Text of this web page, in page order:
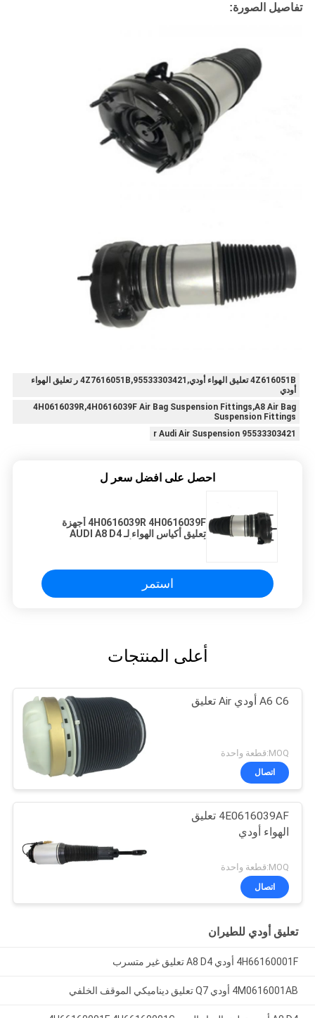
تفاصيل الصورة:
4Z616051B تعليق الهواء أودي,4Z7616051B,95533303421 ر تعليق الهواء
أودي
4H0616039R,4H0616039F Air Bag Suspension Fittings,A8 Air Bag
Suspension Fittings
95533303421 r Audi Air Suspension
احصل على افضل سعر ل
4H0616039R 4H0616039F أجهزة
تعليق أكياس الهواء لـ AUDI A8 D4
استمر
أعلى المنتجات
A6 C6 أودي Air تعليق
MOQ:قطعة واحدة
اتصال
4E0616039AF تعليق
الهواء أودي
MOQ:قطعة واحدة
اتصال
تعليق أودي للطيران
4H66160001F أودي A8 D4 تعليق غير متسرب
4M0616001AB أودي Q7 تعليق ديناميكي الموقف الخلفي